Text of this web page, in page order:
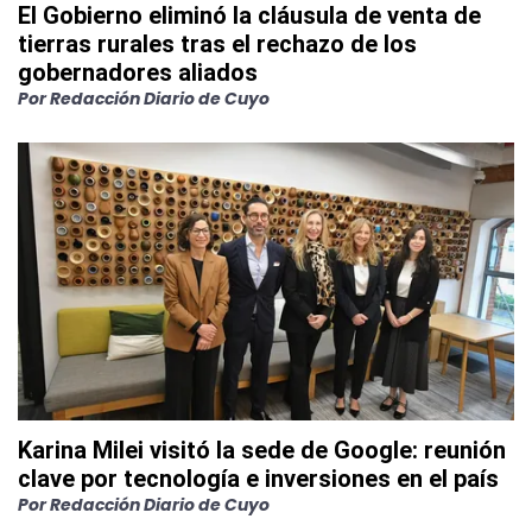
El Gobierno eliminó la cláusula de venta de
tierras rurales tras el rechazo de los
gobernadores aliados
PorRedacción Diario de Cuyo
Karina Milei visitó la sede de Google: reunión
clave por tecnología e inversiones en el país
PorRedacción Diario de Cuyo